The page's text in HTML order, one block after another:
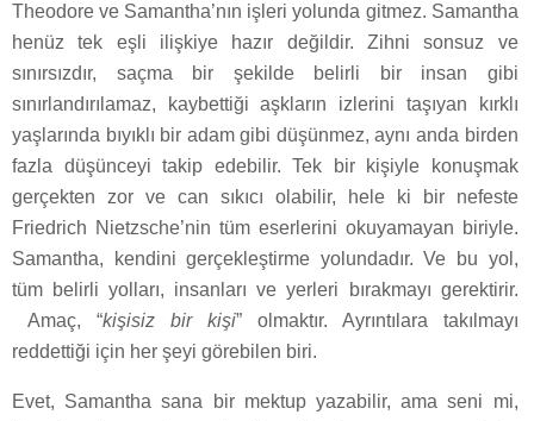
Theodore ve Samantha’nın işleri yolunda gitmez. Samantha
henüz tek eşli ilişkiye hazır değildir. Zihni sonsuz ve
sınırsızdır, saçma bir şekilde belirli bir insan gibi
sınırlandırılamaz, kaybettiği aşkların izlerini taşıyan kırklı
yaşlarında bıyıklı bir adam gibi düşünmez, aynı anda birden
fazla düşünceyi takip edebilir. Tek bir kişiyle konuşmak
gerçekten zor ve can sıkıcı olabilir, hele ki bir nefeste
Friedrich Nietzsche’nin tüm eserlerini okuyamayan biriyle.
Samantha, kendini gerçekleştirme yolundadır. Ve bu yol,
tüm belirli yolları, insanları ve yerleri bırakmayı gerektirir.
Amaç, “kişisiz bir kişi” olmaktır. Ayrıntılara takılmayı
reddettiği için her şeyi görebilen biri.
Evet, Samantha sana bir mektup yazabilir, ama seni mi,